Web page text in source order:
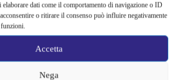
elaborare dati come il comportamento di navigazione o ID
o ritirare il consenso può influire negativamente
funzioni.
Accetta
Nega